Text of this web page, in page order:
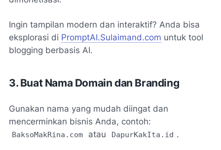
Ingin tampilan modern dan interaktif? Anda bisa
eksplorasi di PromptAI.Sulaimand.com untuk tool
blogging berbasis AI.
3. Buat Nama Domain dan Branding
Gunakan nama yang mudah diingat dan
mencerminkan bisnis Anda, contoh:
BaksoMakRina.com atau DapurKakIta.id .